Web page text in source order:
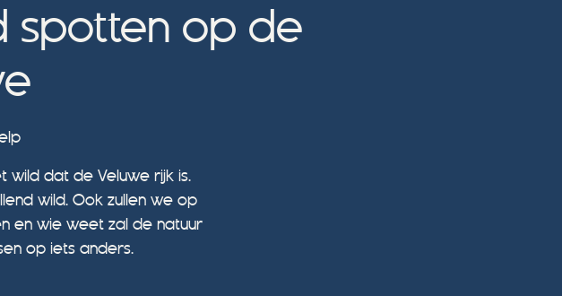
spotten op de
wild dat de Veluwe rijk is.
wild. Ook zullen we op
en wie weet zal de natuur